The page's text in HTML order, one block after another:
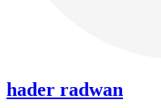
hader radwan